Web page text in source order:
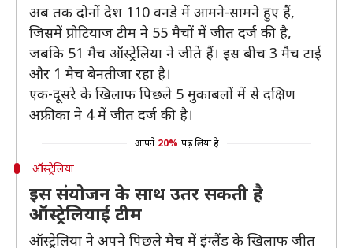
अब तक दोनों देश 110 वनडे में आमने-सामने हुए हैं,
जिसमें प्रोटियाज टीम ने 55 मैचों में जीत दर्ज की है,
जबकि 51 मैच ऑस्ट्रेलिया ने जीते हैं। इस बीच 3 मैच टाई
और 1 मैच बेनतीजा रहा है।
एक-दूसरे के खिलाफ पिछले 5 मुकाबलों में से दक्षिण
अफ्रीका ने 4 में जीत दर्ज की है।
आपने 20% पढ़ लिया है
ऑस्ट्रेलिया
इस संयोजन के साथ उतर सकती है
ऑस्ट्रेलियाई टीम
ऑस्ट्रेलिया ने अपने पिछले मैच में इंग्लैंड के खिलाफ जीत